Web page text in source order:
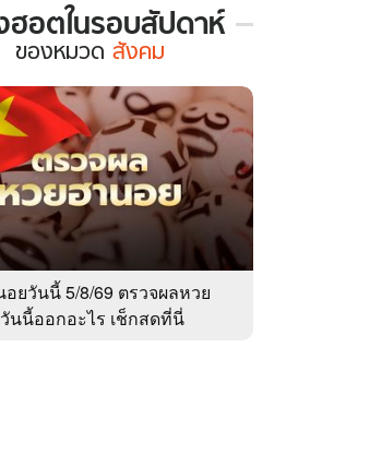
ฮอตในรอบสัปดาห์
ของหมวด สังคม
ยวันนี้ 5/8/69 ตรวจผลหวย
นนี้ออกอะไร เช็กสดที่นี่